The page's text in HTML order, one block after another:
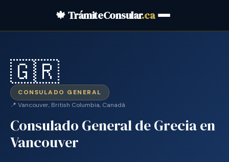
🍁 TrámiteConsular.ca
🇬🇷
CONSULADO GENERAL
📍 Vancouver, British Columbia, Canadá
Consulado General de Grecia en
Vancouver